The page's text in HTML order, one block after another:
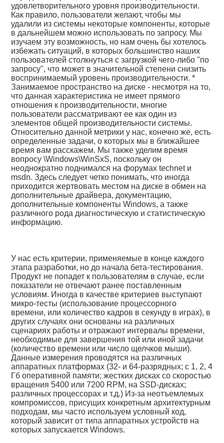
удовлетворительного уровня производительности.
Как правило, пользователи желают, чтобы мы
удалили из системы некоторые компоненты, которые
в дальнейшем можно использовать по запросу. Мы
изучаем эту возможность, но нам очень бы хотелось
избежать ситуаций, в которых большинство наших
пользователей столкнуться с загрузкой чего-либо "по
запросу", что может в значительной степени снизить
воспринимаемый уровень производительности. *
Занимаемое пространство на диске - несмотря на то,
что данная характеристика не имеет прямого
отношения к производительности, многие
пользователи рассматривают ее как один из
элементов общей производительности системы.
Относительно данной метрики у нас, конечно же, есть
определенные задачи, о которых мы в ближайшее
время вам расскажем. Мы также уделим время
вопросу \Windows\WinSxS, поскольку он
неоднократно поднимался на форумах technet и
msdn. Здесь следует четко понимать, что иногда
приходится жертвовать местом на диске в обмен на
дополнительные драйвера, документацию,
дополнительные компоненты Windows, а также
различного рода диагностическую и статистическую
информацию.
У нас есть критерии, применяемые в конце каждого
этапа разработки, но до начала бета-тестирования.
Продукт не попадет к пользователям в случае, если
показатели не отвечают ранее поставленным
условиям. Иногда в качестве критериев выступают
микро-тесты (использование процессорного
времени, или количество кадров в секунду в играх), в
других случаях они основаны на различных
сценариях работы и отражают интервалы времени,
необходимые для завершения той или иной задачи
(количество времени или число щелчков мыши).
Данные измерения проводятся на различных
аппаратных платформах (32- и 64-разрядных; с 1, 2, 4
Гб оперативной памяти; жестких дисках со скоростью
вращения 5400 или 7200 RPM, на SSD-дисках;
различных процессорах и т.д.) Из-за неотъемлемых
компромиссов, присущих конкретным архитектурным
подходам, мы часто используем условный код,
который зависит от типа аппаратных устройств на
которых запускается Windows.